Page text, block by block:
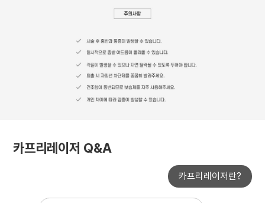
카프리레이저 Q&A
카프리레이저란?